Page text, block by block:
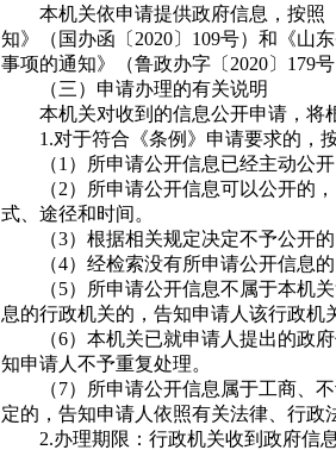
本机关依申请提供政府信息，按照
知》（国办函〔2020〕109号）和《山
事项的通知》（鲁政办字〔2020〕179
（三）申请办理的有关说明
本机关对收到的信息公开申请，将
1.对于符合《条例》申请要求的，
（1）所申请公开信息已经主动公
（2）所申请公开信息可以公开的
式、途径和时间。
（3）根据相关规定决定不予公开
（4）经检索没有所申请公开信息
（5）所申请公开信息不属于本机
息的行政机关的，告知申请人该行政机
（6）本机关已就申请人提出的政
知申请人不予重复处理。
（7）所申请公开信息属于工商、
定的，告知申请人依照有关法律、行政
2.办理期限：行政机关收到政府信